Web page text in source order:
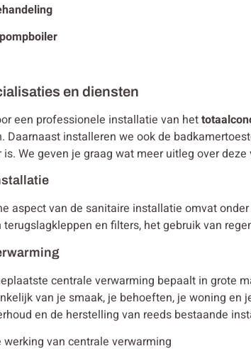
en diensten
een professionele installatie van het
Daarnaast installeren we ook de
We geven je graag wat meer uitleg over
aspect van de sanitaire installatie omvat
en filters, het gebruik van
centrale verwarming bepaalt in grote
van je smaak, je behoeften, je woning
en de herstelling van reeds bestaande
werking van centrale verwarming